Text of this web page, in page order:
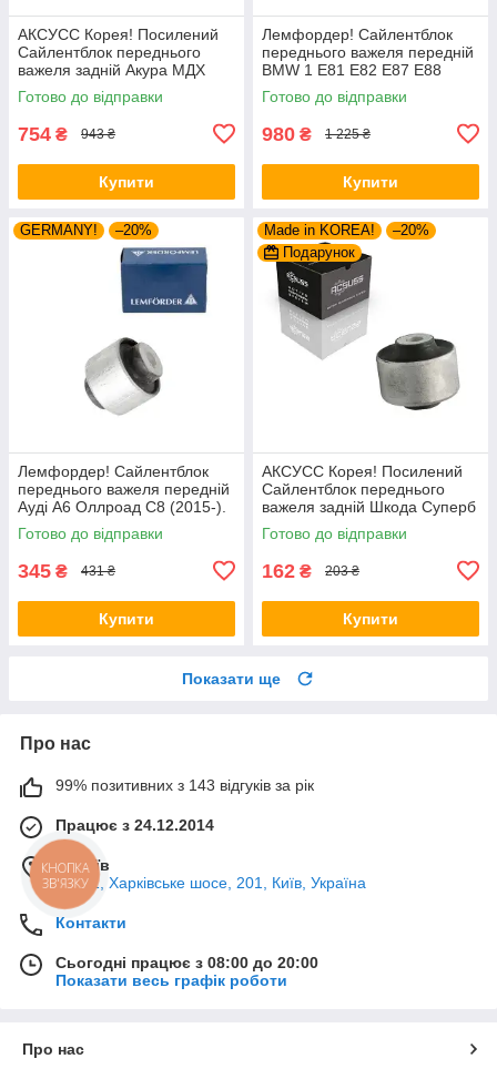
АКСУСС Корея! Посилений
Сайлентблок переднього
важеля задній Акура МДХ
(2004-). Нижній. HAB-PLB
Готово до відправки
754 ₴ 943 ₴
Купити
Лемфордер! Сайлентблок
переднього важеля передній
BMW 1 E81 E82 E87 E88
(2004-). Нижній. Внутрішній.
37807 , JBU645 ,
Готово до відправки
980 ₴ 1 225 ₴
Купити
GERMANY! –20%
Лемфордер! Сайлентблок
переднього важеля передній
Ауді А6 Оллроад С8 (2015-).
Верхній. 42214 , FE108113 ,
VKDS331082
Готово до відправки
345 ₴ 431 ₴
Купити
Made in KOREA!
–20%
Подарунок
АКСУСС Корея! Посилений
Сайлентблок переднього
важеля задній Шкода Суперб
I (1994-). Верхній. 35379 ,
JBU138 , TD1062W
Готово до відправки
162 ₴ 203 ₴
Купити
Показати ще
Про нас
99% позитивних з 143 відгуків за рік
Працює з 24.12.2014
м. Київ
02121, Харківське шосе, 201, Київ, Україна
Контакти
Сьогодні працює з 08:00 до 20:00
Показати весь графік роботи
Про нас
КНОПКА
ЗВ'ЯЗКУ